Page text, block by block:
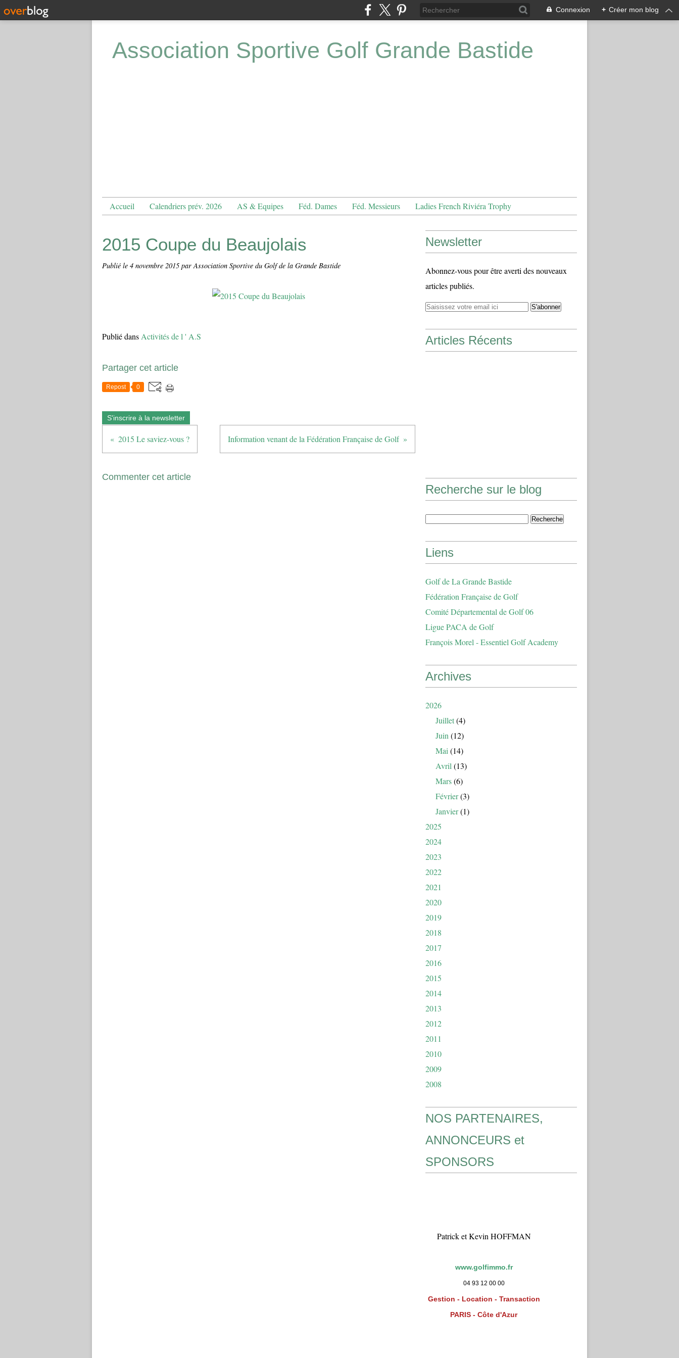
Connexion + Créer mon blog
Association Sportive Golf Grande Bastide
Accueil Calendriers prév. 2026 AS & Equipes Féd. Dames Féd. Messieurs Ladies French Riviéra Trophy
2015 Coupe du Beaujolais
Publié le 4 novembre 2015 par Association Sportive du Golf de la Grande Bastide
Publié dans Activités de l ' A.S
Partager cet article
Repost 0
S'inscrire à la newsletter
2015 Le saviez-vous ? Information venant de la Fédération Française de Golf
Commenter cet article
Newsletter
Abonnez-vous pour être averti des nouveaux
articles publiés.
Articles Récents
Recherche sur le blog
Liens
Golf de La Grande Bastide
Fédération Française de Golf
Comité Départemental de Golf 06
Ligue PACA de Golf
François Morel - Essentiel Golf Academy
Archives
2026
Juillet(4)
Juin (12)
Mai (14)
Avril (13)
Mars(6)
Février(3)
Janvier(1)
2025
2024
2023
2022
2021
2020
2019
2018
2017
2016
2015
2014
2013
2012
2011
2010
2009
2008
NOS PARTENAIRES,
ANNONCEURS et
SPONSORS
Patrick et Kevin HOFFMAN
www.golfimmo.fr
04 93 12 00 00
Gestion - Location - Transaction
PARIS - Côte d'Azur